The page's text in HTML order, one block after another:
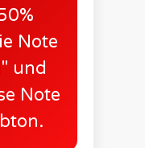
Note
und
Note